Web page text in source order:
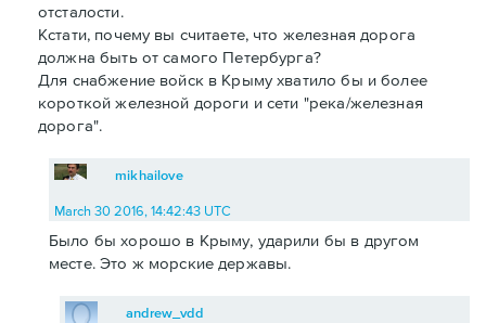
отсталости.
Кстати, почему вы считаете, что железная дорога
должна быть от самого Петербурга?
Для снабжение войск в Крыму хватило бы и более
короткой железной дороги и сети "река/железная
дорога".
mikhailove
March 30 2016, 14:42:43 UTC
Было бы хорошо в Крыму, ударили бы в другом
месте. Это ж морские державы.
andrew_vdd